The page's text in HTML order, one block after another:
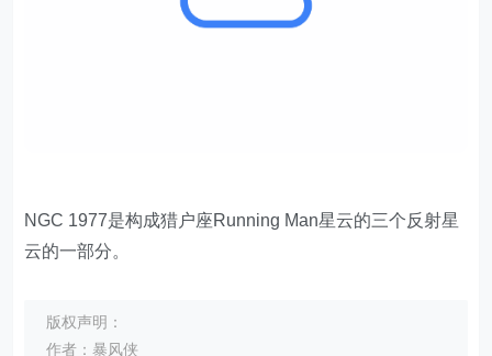
NGC 1977是构成猎户座Running Man星云的三个反射星
云的一部分。
版权声明：
作者：暴风侠